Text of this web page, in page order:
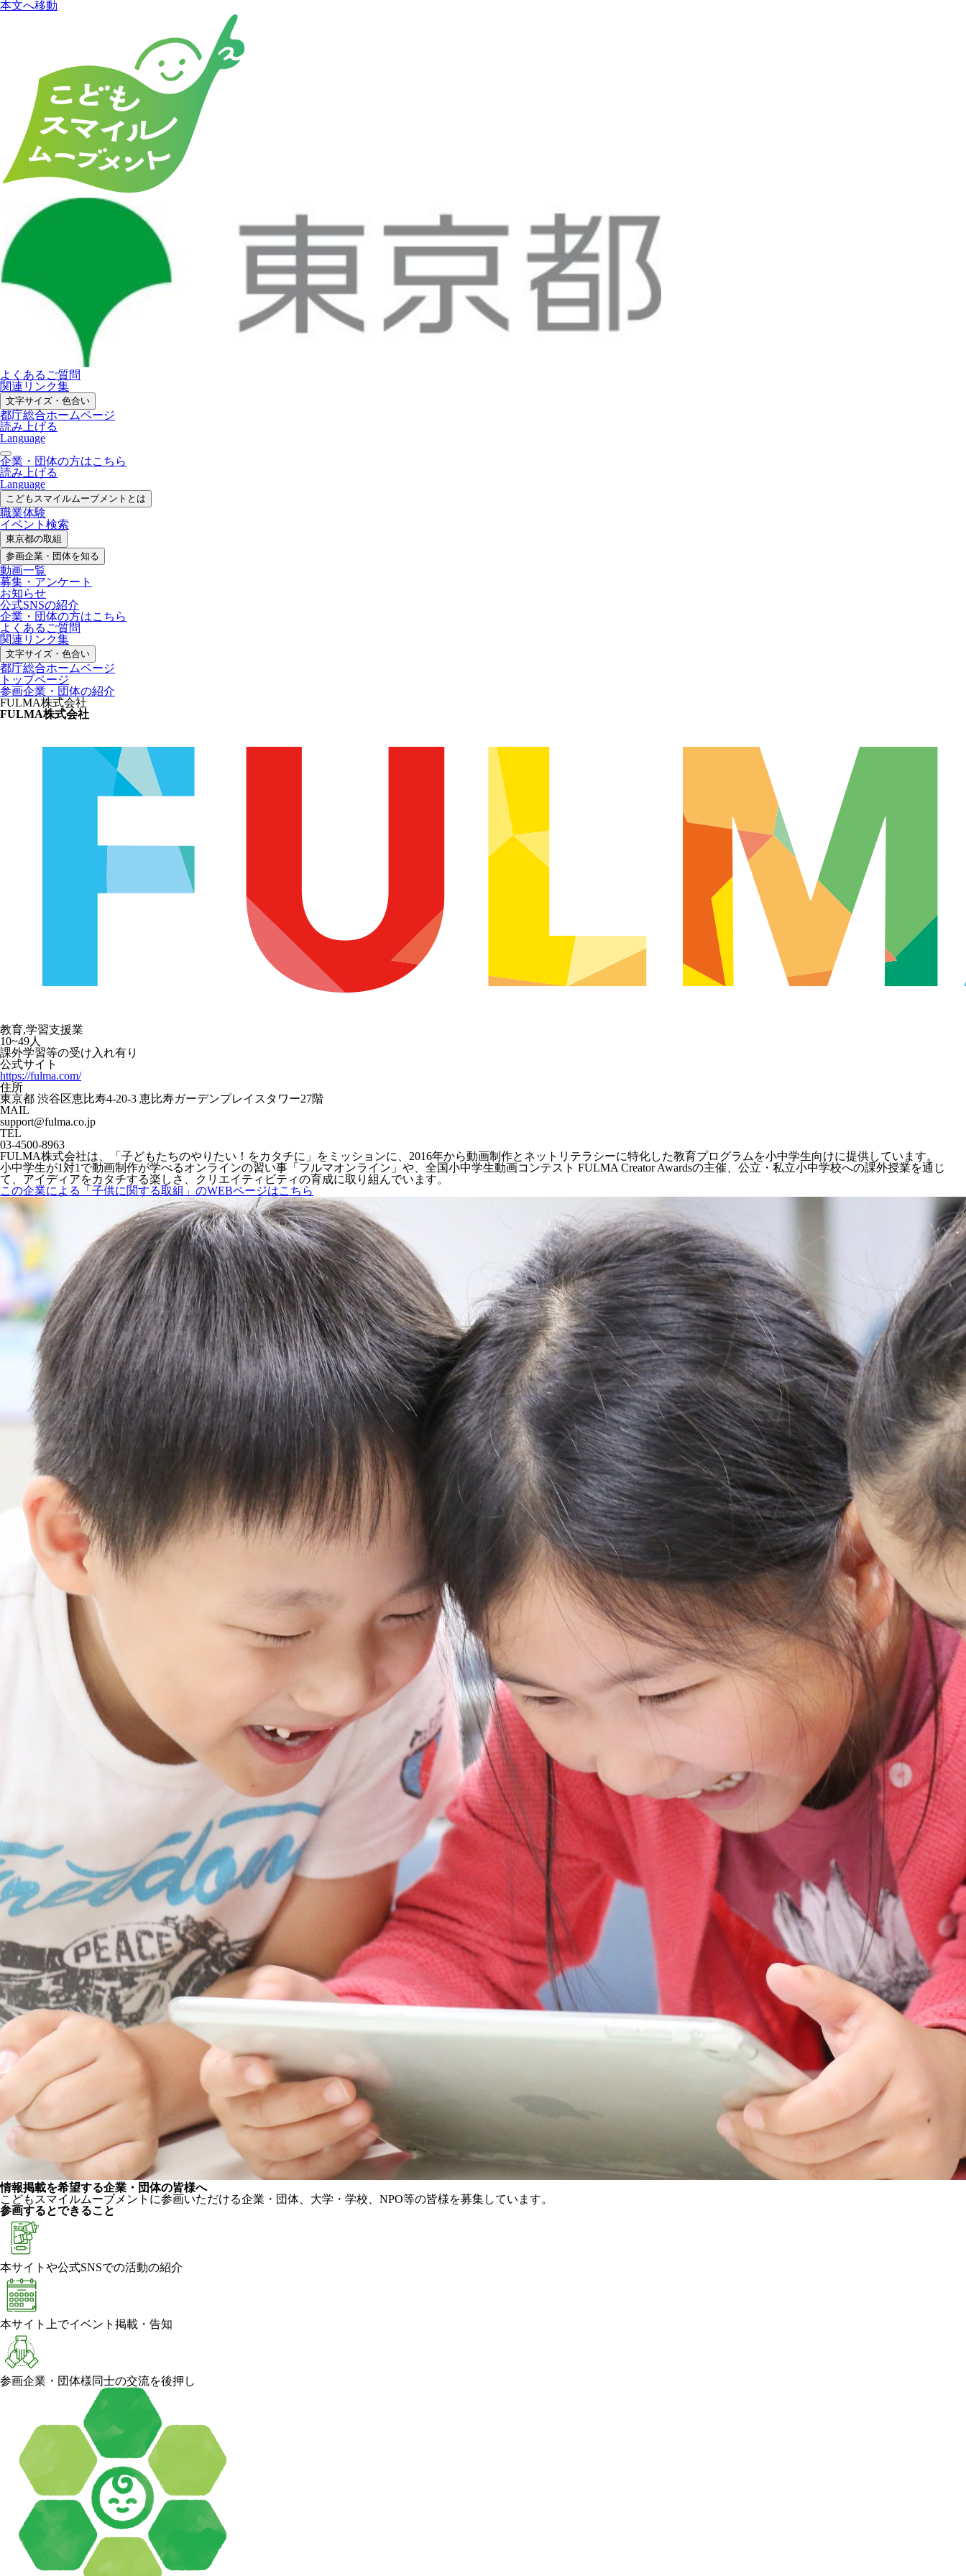
本文へ移動
よくあるご質問
関連リンク集
文字サイズ・色合い
都庁総合ホームページ
読み上げる
Language
企業・団体の方はこちら
読み上げる
Language
こどもスマイルムーブメントとは
職業体験
イベント検索
東京都の取組
参画企業・ 団体を知る
動画一覧
募集・ アンケート
お知らせ
公式SNSの紹介
企業・団体の方はこちら
よくあるご質問
関連リンク集
文字サイズ・色合い
都庁総合ホームページ
トップページ
参画企業・団体の紹介
FULMA株式会社
FULMA株式会社
教育,学習支援業
10~49人
課外学習等の受け入れ有り
公式サイト
https://fulma.com/
住所
東京都 渋谷区恵比寿4-20-3 恵比寿ガーデンプレイスタワー27階
MAIL
support@fulma.co.jp
TEL
03-4500-8963
FULMA株式会社は、「子どもたちのやりたい！をカタチに」をミッションに、2016年から動画制作とネットリテラシーに特化した教育プログラムを小中学生向けに提供しています。
小中学生が1対1で動画制作が学べるオンラインの習い事「フルマオンライン」や、全国小中学生動画コンテスト FULMA Creator Awardsの主催、公立・私立小中学校への課外授業を通じ
て、アイディアをカタチする楽しさ、クリエイティビティの育成に取り組んでいます。
この企業による「子供に関する取組」のWEBページはこちら
情報掲載を希望する企業・団体の皆様へ
こどもスマイルムーブメントに参画いただける企業・団体、大学・学校、NPO等の皆様を募集しています。
参画するとできること
本サイトや公式SNSでの活動の紹介
本サイト上でイベント掲載・告知
参画企業・団体様同士の交流を後押し